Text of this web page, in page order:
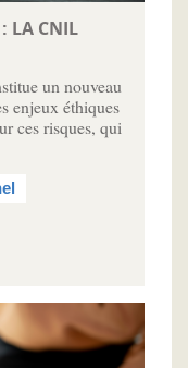
: LA CNIL
un nouveau
enjeux éthiques
ces risques, qui